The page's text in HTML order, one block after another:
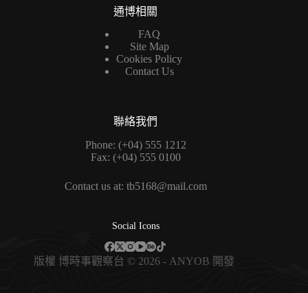
通博相關
FAQ
Site Map
Cookies Policy
Contact Us
聯絡我們
Phone: (+04) 555 1212
Fax: (+04) 555 0100
Contact us at: tb5168@mail.com
Social Icons
版權博時事觀察台 © 2026 - ANYOB 開發